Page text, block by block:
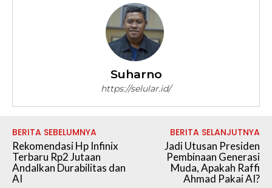
Suharno
https://selular.id/
BERITA SEBELUMNYA
Rekomendasi Hp Infinix
Terbaru Rp2 Jutaan
Andalkan Durabilitas dan
AI
BERITA SELANJUTNYA
Jadi Utusan Presiden
Pembinaan Generasi
Muda, Apakah Raffi
Ahmad Pakai AI?